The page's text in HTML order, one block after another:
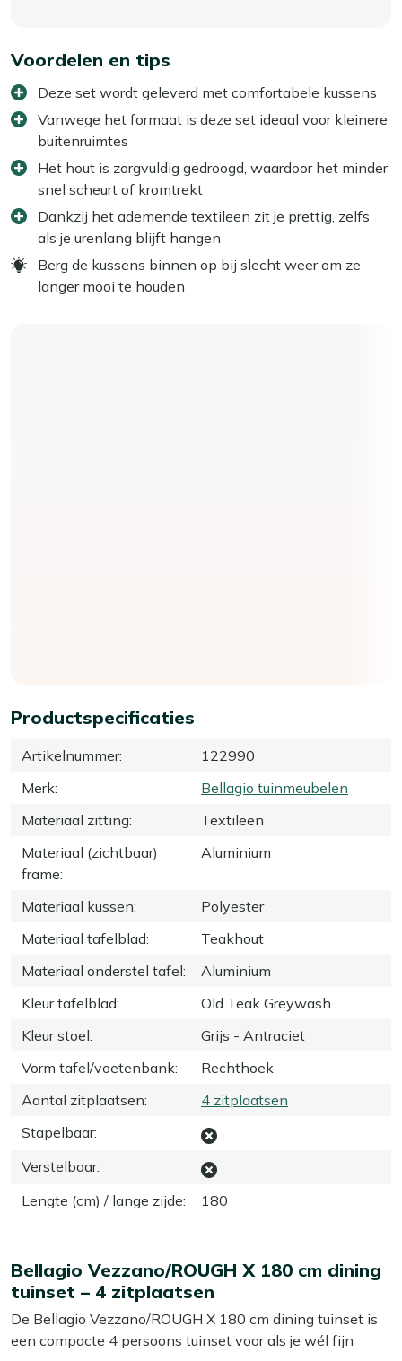
Productspecificaties
Artikelnummer:
122990
Merk:
Bellagio tuinmeubelen
Materiaal zitting:
Textileen
Materiaal (zichtbaar)
frame:
Aluminium
Materiaal kussen:
Polyester
Materiaal tafelblad:
Teakhout
Materiaal onderstel tafel:
Aluminium
Kleur tafelblad:
Old Teak Greywash
Kleur stoel:
Grijs - Antraciet
Vorm tafel/voetenbank:
Rechthoek
Aantal zitplaatsen:
4 zitplaatsen
Stapelbaar:
Verstelbaar:
Lengte (cm) / lange zijde: 180
Voordelen en tips
Deze set wordt geleverd met comfortabele kussens
Vanwege het formaat is deze set ideaal voor kleinere
buitenruimtes
Het hout is zorgvuldig gedroogd, waardoor het minder
snel scheurt of kromtrekt
Dankzij het ademende textileen zit je prettig, zelfs
als je urenlang blijft hangen
Berg de kussens binnen op bij slecht weer om ze
langer mooi te houden
Bellagio Vezzano/ROUGH X 180 cm dining
tuinset – 4 zitplaatsen
De Bellagio Vezzano/ROUGH X 180 cm dining tuinset is
een compacte 4 persoons tuinset voor als je wél fijn